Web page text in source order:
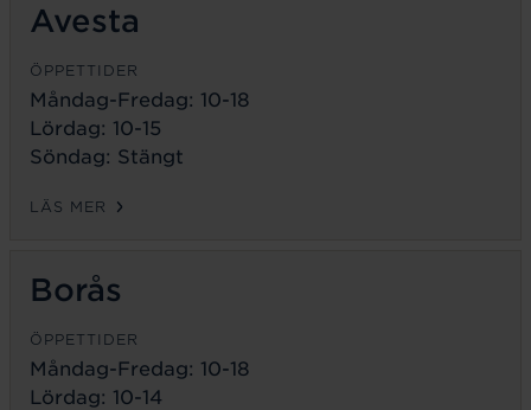
Avesta
ÖPPETTIDER
Måndag-Fredag: 10-18
Lördag: 10-15
Söndag: Stängt
LÄS MER
Borås
ÖPPETTIDER
Måndag-Fredag: 10-18
Lördag: 10-14